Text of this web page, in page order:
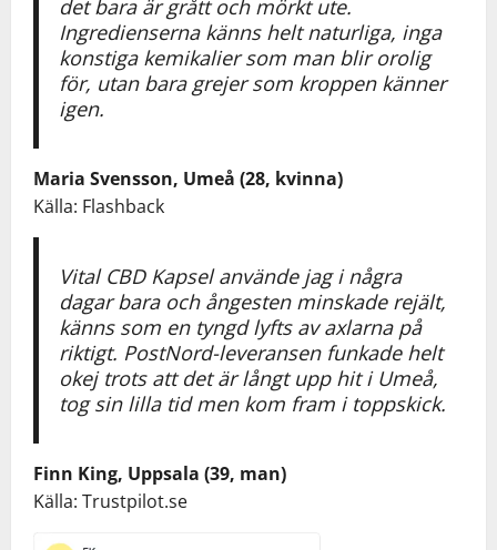
det bara är grått och mörkt ute.
Ingredienserna känns helt naturliga, inga
konstiga kemikalier som man blir orolig
för, utan bara grejer som kroppen känner
igen.
Maria Svensson, Umeå (28, kvinna)
Källa: Flashback
Vital CBD Kapsel använde jag i några
dagar bara och ångesten minskade rejält,
känns som en tyngd lyfts av axlarna på
riktigt. PostNord-leveransen funkade helt
okej trots att det är långt upp hit i Umeå,
tog sin lilla tid men kom fram i toppskick.
Finn King, Uppsala (39, man)
Källa: Trustpilot.se